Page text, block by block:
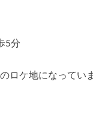
5分
ロケ地になっていま